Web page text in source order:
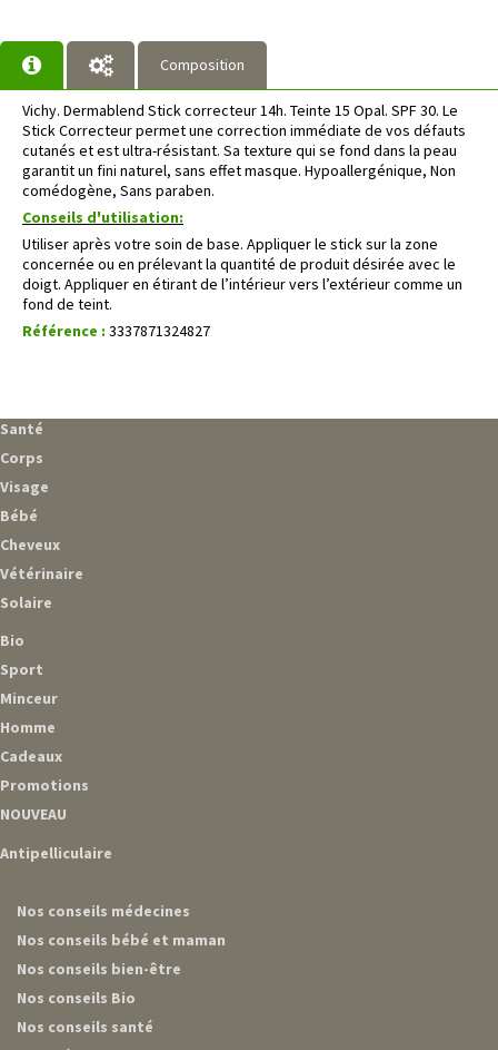
Composition
Vichy. Dermablend Stick correcteur 14h. Teinte 15 Opal. SPF 30. Le
Stick Correcteur permet une correction immédiate de vos défauts
cutanés et est ultra-résistant. Sa texture qui se fond dans la peau
garantit un fini naturel, sans effet masque. Hypoallergénique, Non
comédogène, Sans paraben.
Conseils d'utilisation:
Utiliser après votre soin de base. Appliquer le stick sur la zone
concernée ou en prélevant la quantité de produit désirée avec le
doigt. Appliquer en étirant de l’intérieur vers l’extérieur comme un
fond de teint.
Référence : 3337871324827
Santé
Corps
Visage
Bébé
Cheveux
Vétérinaire
Solaire
Bio
Sport
Minceur
Homme
Cadeaux
Promotions
NOUVEAU
Antipelliculaire
Nos conseils médecines
Nos conseils bébé et maman
Nos conseils bien-être
Nos conseils Bio
Nos conseils santé